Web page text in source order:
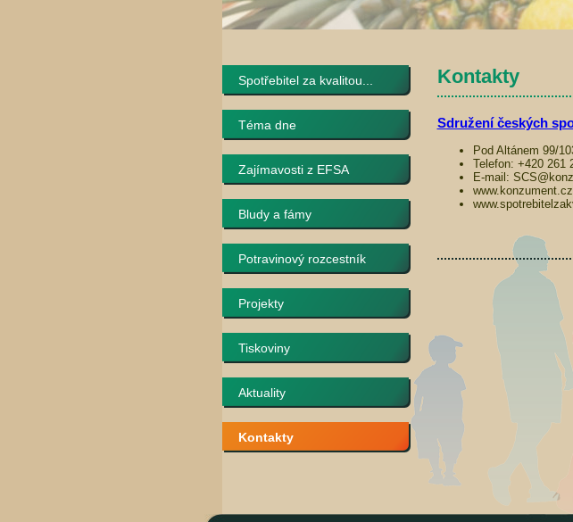
Spotřebitel za kvalitou...
Téma dne
Zajímavosti z EFSA
Bludy a fámy
Potravinový rozcestník
Projekty
Tiskoviny
Aktuality
Kontakty
Kontakty
Sdružení českých
Pod Altánem 99/
Telefon: +420 261
E-mail:
www.konzument.cz